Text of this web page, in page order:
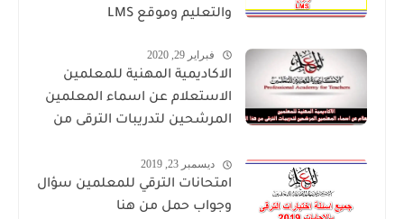
والتعليم وموقع LMS
فبراير 29, 2020
الاكاديمية المهنية للمعلمين
الاستعلام عن اسماء المعلمين
المرشحين لتدريبات الترقى من
ديسمبر 23, 2019
امتحانات الترقي للمعلمين سؤال
وجواب حمل من هنا